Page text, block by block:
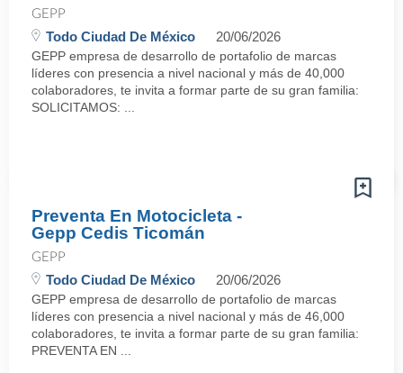
GEPP
Todo Ciudad De México 20/06/2026
GEPP empresa de desarrollo de portafolio de marcas
líderes con presencia a nivel nacional y más de 40,000
colaboradores, te invita a formar parte de su gran familia:
SOLICITAMOS: ...
Preventa En Motocicleta -
Gepp Cedis Ticomán
GEPP
Todo Ciudad De México 20/06/2026
GEPP empresa de desarrollo de portafolio de marcas
líderes con presencia a nivel nacional y más de 46,000
colaboradores, te invita a formar parte de su gran familia:
PREVENTA EN ...